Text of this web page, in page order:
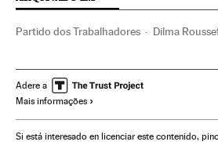
Partido dos Trabalhadores Dilma
Petrobras Financiamento ilegal
Presidente Brasil
Corrupção política Presidência Brasil
Adere a
Mais informações
Si está interesado en licenciar este contenido,